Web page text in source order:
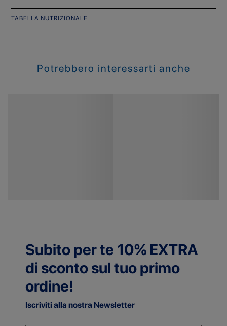
TABELLA NUTRIZIONALE
Potrebbero interessarti anche
Subito per te 10% EXTRA
di sconto sul tuo primo
ordine!
Iscriviti alla nostra Newsletter